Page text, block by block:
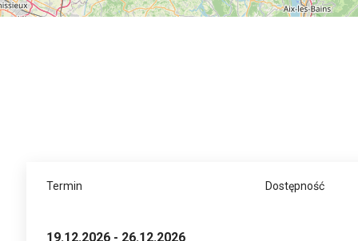
Termin Dostępność
19.12.2026 - 26.12.2026